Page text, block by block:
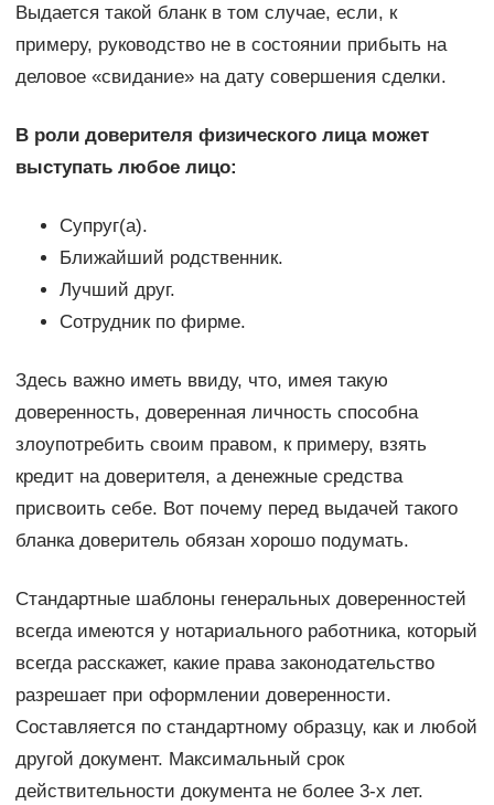
Выдается такой бланк в том случае, если, к
примеру, руководство не в состоянии прибыть на
деловое «свидание» на дату совершения сделки.
В роли доверителя физического лица может
выступать любое лицо:
Супруг(а).
Ближайший родственник.
Лучший друг.
Сотрудник по фирме.
Здесь важно иметь ввиду, что, имея такую
доверенность, доверенная личность способна
злоупотребить своим правом, к примеру, взять
кредит на доверителя, а денежные средства
присвоить себе. Вот почему перед выдачей такого
бланка доверитель обязан хорошо подумать.
Стандартные шаблоны генеральных доверенностей
всегда имеются у нотариального работника, который
всегда расскажет, какие права законодательство
разрешает при оформлении доверенности.
Составляется по стандартному образцу, как и любой
другой документ. Максимальный срок
действительности документа не более 3-х лет.